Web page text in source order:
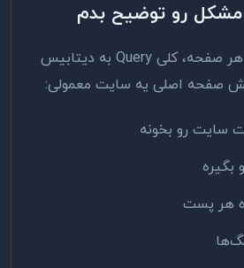
مشکل رو توضیح بدم
وردپرس برای نمایش هر صفحه، کلی Query به دیتابیس
صفحه اصلی یه سایت معمولی:
سایت رو بخونه
هر پست